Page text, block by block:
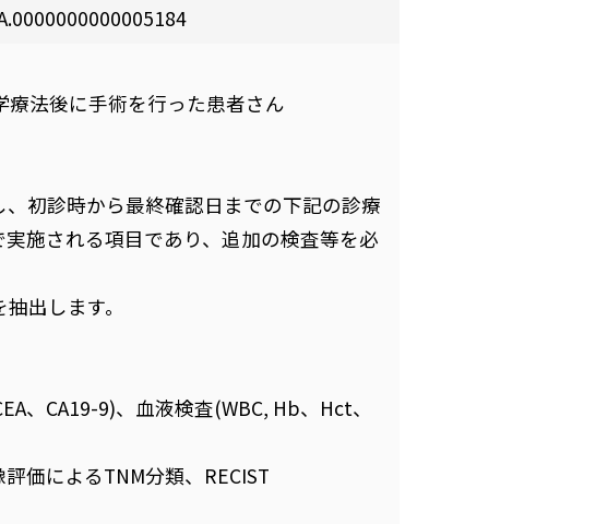
法後に手術を行った患者さん
初診時から最終確認日までの下記の診療
施される項目であり、追加の検査等を必
出します。
、CA19-9)、血液検査(WBC, Hb、Hct、
価によるTNM分類、RECIST